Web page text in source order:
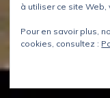
à utiliser ce site Web,
Pour en savoir plus,
cookies, consultez :